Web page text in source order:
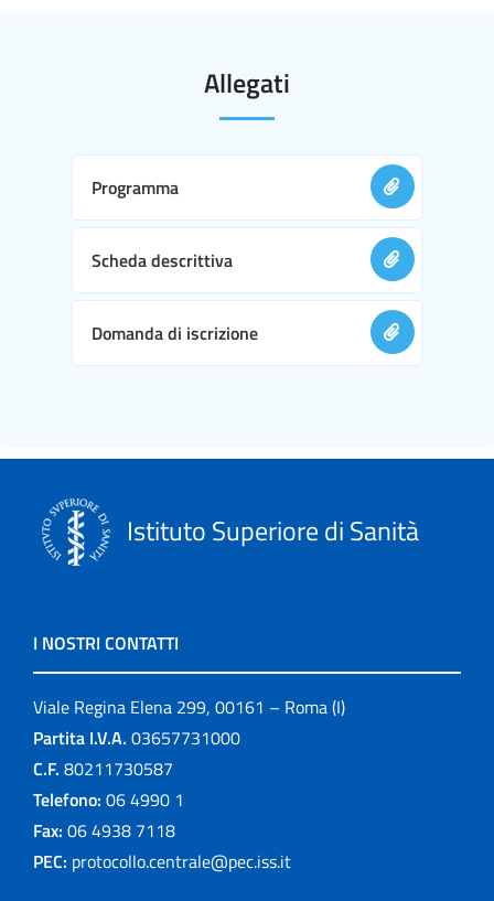
Allegati
Programma
Scheda descrittiva
Domanda di iscrizione
Istituto Superiore di Sanità
I NOSTRI CONTATTI
Viale Regina Elena 299, 00161 – Roma (I)
Partita I.V.A. 03657731000
C.F. 80211730587
Telefono: 06 4990 1
Fax: 06 4938 7118
PEC: protocollo.centrale@pec.iss.it